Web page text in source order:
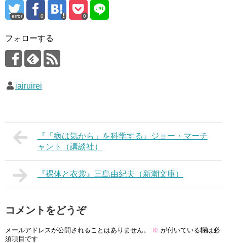
error 0 0
フォローする
iairuirei
『「病は気から」を科学する』ジョー・マーチ
ャント（講談社）
『裸体と衣裳』三島由紀夫（新潮文庫）
コメントをどうぞ
メールアドレスが公開されることはありません。 ※ が付いている欄は必
須項目です